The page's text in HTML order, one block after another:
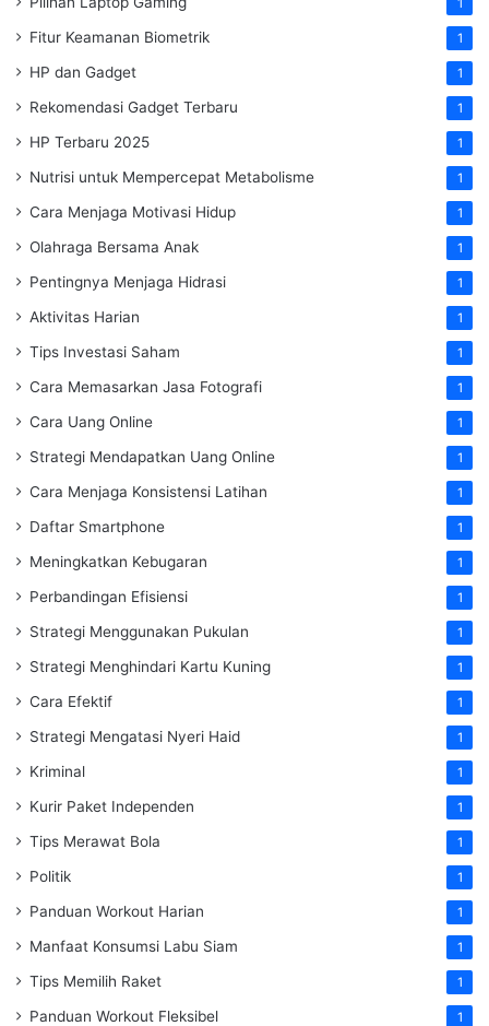
1
Fitur Keamanan Biometrik 1
HP dan Gadget 1
Rekomendasi Gadget Terbaru 1
HP Terbaru 2025 1
Nutrisi untuk Mempercepat Metabolisme 1
Cara Menjaga Motivasi Hidup 1
Olahraga Bersama Anak 1
Pentingnya Menjaga Hidrasi 1
Aktivitas Harian 1
Tips Investasi Saham 1
Cara Memasarkan Jasa Fotografi 1
Cara Uang Online 1
Strategi Mendapatkan Uang Online 1
Cara Menjaga Konsistensi Latihan 1
Daftar Smartphone 1
Meningkatkan Kebugaran 1
Perbandingan Efisiensi 1
Strategi Menggunakan Pukulan 1
Strategi Menghindari Kartu Kuning 1
Cara Efektif 1
Strategi Mengatasi Nyeri Haid 1
Kriminal 1
Kurir Paket Independen 1
Tips Merawat Bola 1
Politik 1
Panduan Workout Harian 1
Manfaat Konsumsi Labu Siam 1
Tips Memilih Raket 1
Panduan Workout Fleksibel 1